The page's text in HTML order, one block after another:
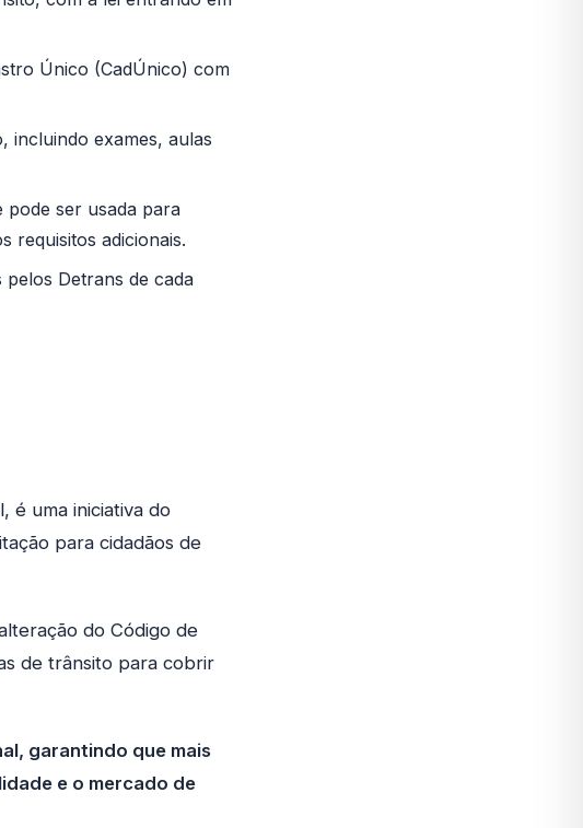
Único (CadÚnico) com
incluindo exames, aulas
pode ser usada para
requisitos adicionais.
Detrans de cada
é uma iniciativa do
para cidadãos de
do Código de
de trânsito para cobrir
garantindo que mais
e o mercado de